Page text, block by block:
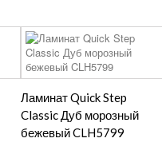
Ламинат Quick Step
Classic Дуб морозный
бежевый CLH5799